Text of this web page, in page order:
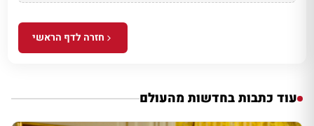
חזרה לדף הראשי
עוד כתבות בחדשות מהעולם